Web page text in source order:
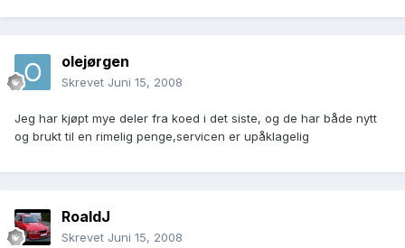
olejørgen
Skrevet Juni 15, 2008
Jeg har kjøpt mye deler fra koed i det siste, og de har både nytt
og brukt til en rimelig penge,servicen er upåklagelig
RoaldJ
Skrevet Juni 15, 2008